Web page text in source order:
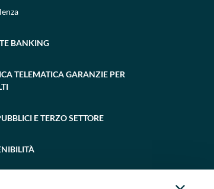
BANKING
TELEMATICA GARANZIE PER
E TERZO SETTORE